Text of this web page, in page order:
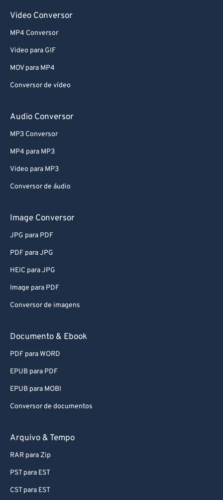
Video Conversor
MP4 Conversor
Video para GIF
MOV para MP4
Conversor de vídeo
Audio Conversor
MP3 Conversor
MP4 para MP3
Video para MP3
Conversor de áudio
Image Conversor
JPG para PDF
PDF para JPG
HEIC para JPG
Image para PDF
Conversor de imagens
Documento & Ebook
PDF para WORD
EPUB para PDF
EPUB para MOBI
Conversor de documentos
Arquivo & Tempo
RAR para Zip
PST para EST
CST para EST